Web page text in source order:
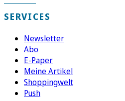
SERVICES
Newsletter
Abo
E-Paper
Meine Artikel
Shoppingwelt
Push